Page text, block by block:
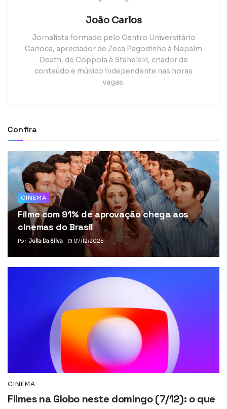
João Carlos
Jornalista formado pelo Centro Universitário
Carioca, apreciador de Zeca Pagodinho à Napalm
Death, de Coppola à Stahelski, criador de
conteúdo e músico independente nas horas
vagas.
Confira
CINEMA
Filme com 91% de aprovação chega aos
cinemas do Brasil
Por Julia Da Silva 07/12/2025
CINEMA
Filmes na Globo neste domingo (7/12): o que